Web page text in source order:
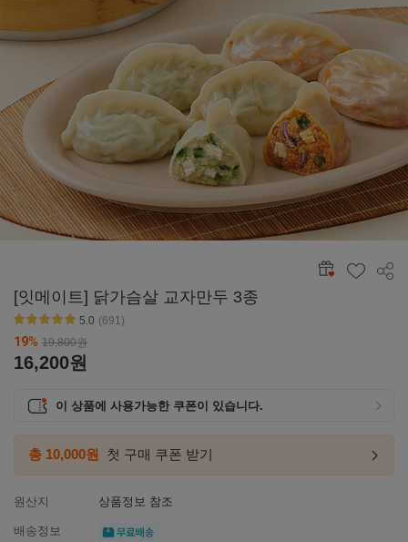
공유
[잇메이트] 닭가슴살 교자만두 3종
5.0 (691)
19% 19,800원
16,200원
이 상품에 사용가능한 쿠폰이 있습니다.
총 10,000원 첫 구매 쿠폰 받기
첫구매
링크
원산지
상품정보 참조
배송정보 무료배송